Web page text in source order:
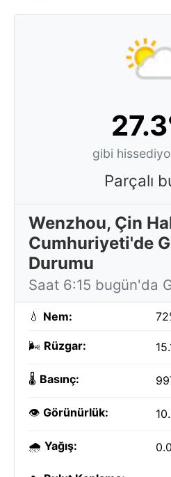
gibi
Parçalı
Wenzhou, Çin
Cumhuriyeti'de
Durumu
Saat 6:15 bugün'da
💧 Nem:
🌬️ Rüzgar:
🌡️ Basınç:
👁️ Görünürlük:
🌧️ Yağış: